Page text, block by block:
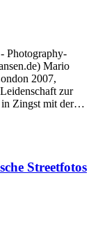
Photography-
Mario
2007,
zur
in Zingst mit der…
Streetfotos